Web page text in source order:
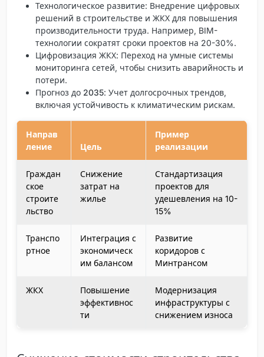
Технологическое развитие: Внедрение цифровых
решений в строительстве и ЖКХ для повышения
производительности труда. Например, BIM-
технологии сократят сроки проектов на 20-30%.
Цифровизация ЖКХ: Переход на умные системы
мониторинга сетей, чтобы снизить аварийность и
потери.
Прогноз до 2035: Учет долгосрочных трендов,
включая устойчивость к климатическим рискам.
Направ
ление
Цель
Пример
реализации
Граждан
ское
строите
льство
Снижение
затрат на
жилье
Стандартизация
проектов для
удешевления на 10-
15%
Транспо
ртное
Интеграция с
экономическ
им балансом
Развитие
коридоров с
Минтрансом
ЖКХ
Повышение
эффективнос
ти
Модернизация
инфраструктуры с
снижением износа